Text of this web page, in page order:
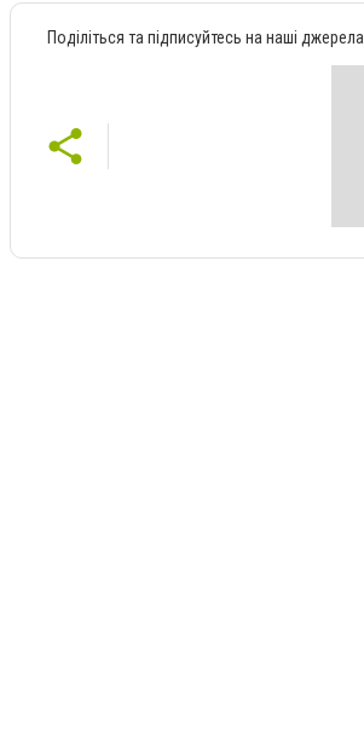
Поділіться та підписуйтесь на наші джерела